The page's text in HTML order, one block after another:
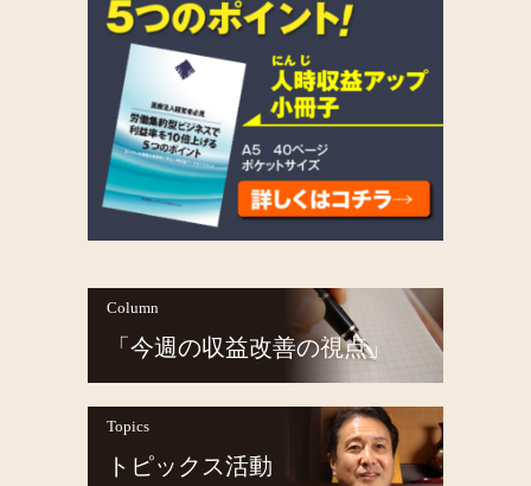
Column
「今週の収益改善の視点」
Topics
トピックス活動